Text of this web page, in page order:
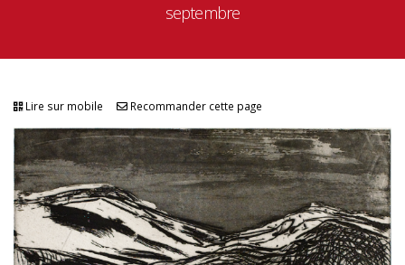
septembre
Lire sur mobile Recommander cette page